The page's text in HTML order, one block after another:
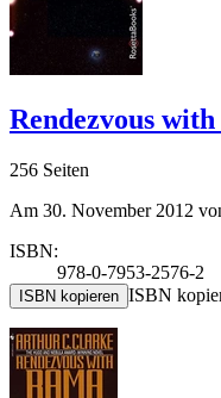
Rendezvous
256 Seiten
Am 30. November 2012
ISBN:
978-0-7953-2576-2
ISBN kopieren ISBN